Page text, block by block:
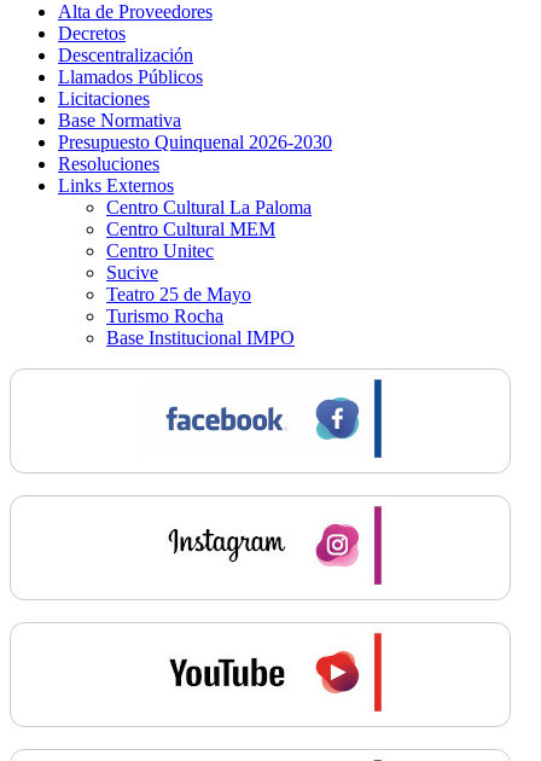
Alta de Proveedores
Decretos
Descentralización
Llamados Públicos
Licitaciones
Base Normativa
Presupuesto Quinquenal 2026-2030
Resoluciones
Links Externos
Centro Cultural La Paloma
Centro Cultural MEM
Centro Unitec
Sucive
Teatro 25 de Mayo
Turismo Rocha
Base Institucional IMPO